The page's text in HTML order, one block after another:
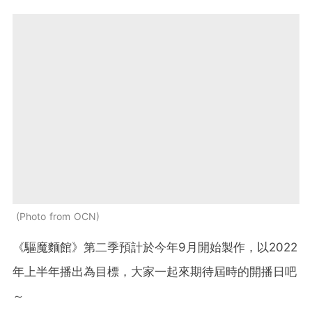
Photo from OCN
《驅魔麵館》第二季預計於今年9月開始製作，以2022
年上半年播出為目標，大家一起來期待屆時的開播日吧
～